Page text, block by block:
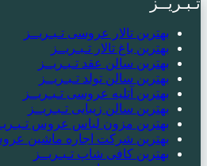
بهترین تالار عروسی تـبـریــز
بهترین باغ تالار تـبـریــز
بهترین سالن عقد تـبـریــز
بهترین سالن تولد تـبـریــز
بهترین آتلیه عروسی تـبـریــز
بهترین سالن زیبایی تـبـریــز
بهترین مزون لباس عروس
بهترین شرکت اجاره ماشین عروس
بهترین کافی شاپ تـبـریــز